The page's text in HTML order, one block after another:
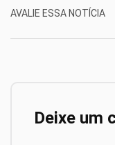
AVALIE ESSA NOTÍCIA
Deixe um